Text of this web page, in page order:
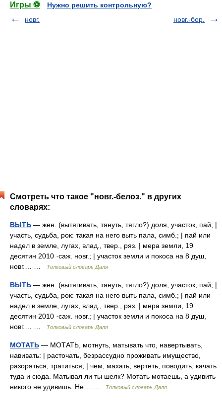
Игры ⚽
Нужно решить контрольную?
новг.
новг.-бор.
Смотреть что такое "новг.-белоз." в других
словарях:
ВЫТЬ — жен. (вытягивать, тянуть, тягло?) доля, участок, пай; |
участь, судьба, рок: такая на него выть пала, симб.; | пай или
надел в земле, лугах, влад., твер., ряз. | мера земли, 19
десятин 2010 ·саж. новг.; | участок земли и покоса на 8 душ,
новг.… …
Толковый словарь Даля
ВЫТЬ — жен. (вытягивать, тянуть, тягло?) доля, участок, пай; |
участь, судьба, рок: такая на него выть пала, симб.; | пай или
надел в земле, лугах, влад., твер., ряз. | мера земли, 19
десятин 2010 ·саж. новг.; | участок земли и покоса на 8 душ,
новг.… …
Толковый словарь Даля
МОТАТЬ — МОТАТЬ, мотнуть, матывать что, навертывать,
навивать: | расточать, безрассудно проживать имущество,
разоряться, тратиться; | чем, махать, вертеть, поводить, качать
туда и сюда. Матывал ли ты шелк? Мотать мотаешь, а удивить
никого не удивишь. Не… …
Толковый словарь Даля